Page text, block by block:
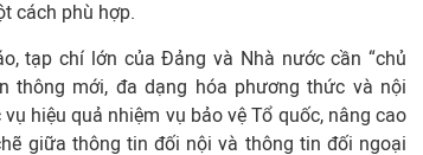
cách phù hợp.
tạp chí lớn của Đảng và Nhà nước cần “chủ
thông mới, đa dạng hóa phương thức và nội
hiệu quả nhiệm vụ bảo vệ Tổ quốc, nâng cao
giữa thông tin đối nội và thông tin đối ngoại